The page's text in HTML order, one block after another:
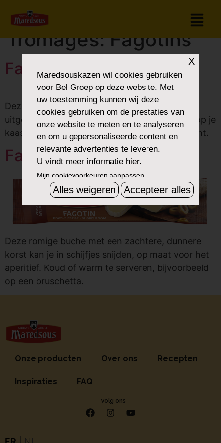
Categorie de
fromages:Fagotins
Fagotin Tradition
Deze buche met rode korst heeft een licht
uitgesproken smaak. Hij vindt vast een plekje op je
kaasschotel, waar hij perfect tot zijn recht komt.
Fagotin Dubbelroom
Deze romige buche met een zachtere, dunnere
korst kan je in schijfjes snijden, op maat voor het
aperitief. Koud of warm te serveren, bijvoorbeeld
op een bruschetta.
Onze producten Over ons Recepten
Inspiraties FAQ
Volg ons
X
Maredsouskazenwil cookies gebruiken
voor Bel Groep op deze website. Met
uw toestemming kunnen wij deze
cookies gebruiken om de prestaties van
onze website te meten en te analyseren
en om u gepersonaliseerde content en
relevante advertenties te leveren.
U vindt meer informatie hier.
Mijn cookievoorkeuren aanpassen
Alles weigeren Accepteer alles